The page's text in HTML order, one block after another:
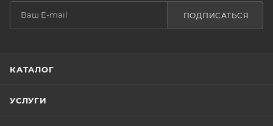
ПОДПИСАТЬСЯ
КАТАЛОГ
УСЛУГИ